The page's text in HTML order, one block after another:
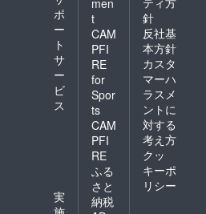
ポ
ー
ト
サ
ー
ビ
ス
実
t
CAM
PFI
RE
for
Spor
ts
CAM
PFI
RE
ふる
さと
納税
針
反社基
本方針
カスタ
マーハ
ラスメ
ントに
対する
考え方
クッ
キーポ
リシー